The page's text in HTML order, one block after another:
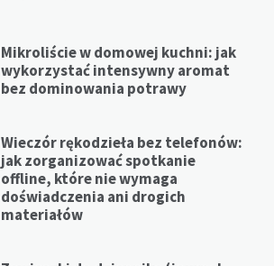
Mikroliście w domowej kuchni: jak
wykorzystać intensywny aromat
bez dominowania potrawy
Wieczór rękodzieła bez telefonów:
jak zorganizować spotkanie
offline, które nie wymaga
doświadczenia ani drogich
materiałów